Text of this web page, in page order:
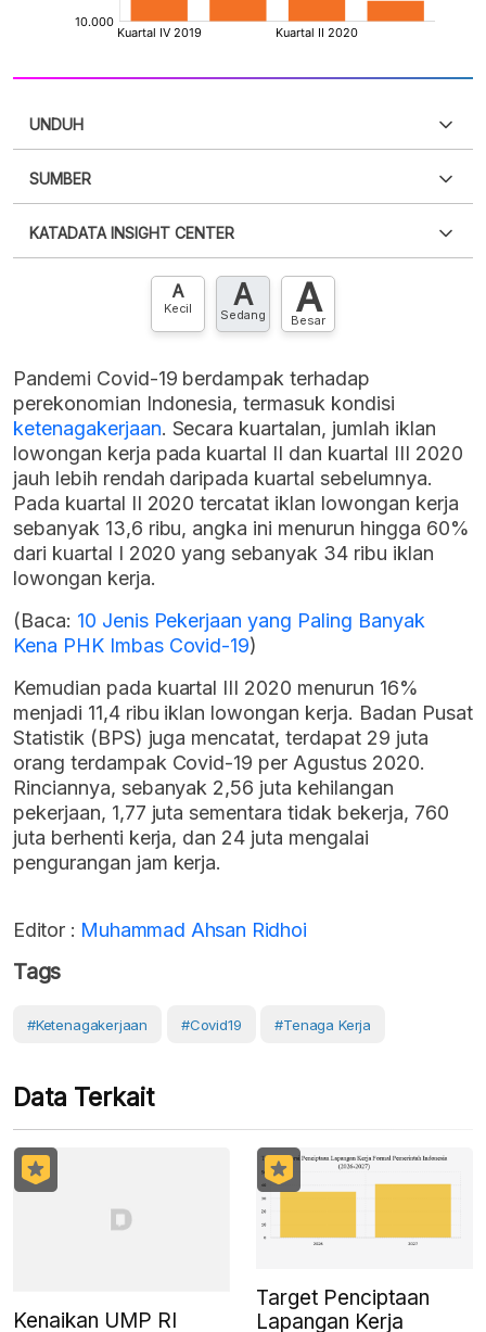
UNDUH
XLS
SUMBER
punya akun?Silakan Daftar sekarang
KATADATA INSIGHT CENTER
Hubungi sekarang »
A
Kecil A
Sedang A
Besar
Pandemi Covid-19 berdampak terhadap
perekonomian Indonesia, termasuk kondisi
ketenagakerjaan. Secara kuartalan, jumlah iklan
lowongan kerja pada kuartal II dan kuartal III 2020
jauh lebih rendah daripada kuartal sebelumnya.
Pada kuartal II 2020 tercatat iklan lowongan kerja
sebanyak 13,6 ribu, angka ini menurun hingga 60%
dari kuartal I 2020 yang sebanyak 34 ribu iklan
lowongan kerja.
(Baca: 10 Jenis Pekerjaan yang Paling Banyak
Kena PHK Imbas Covid-19)
Kemudian pada kuartal III 2020 menurun 16%
menjadi 11,4 ribu iklan lowongan kerja. Badan Pusat
Statistik (BPS) juga mencatat, terdapat 29 juta
orang terdampak Covid-19 per Agustus 2020.
Rinciannya, sebanyak 2,56 juta kehilangan
pekerjaan, 1,77 juta sementara tidak bekerja, 760
juta berhenti kerja, dan 24 juta mengalai
pengurangan jam kerja.
Editor : Muhammad Ahsan Ridhoi
Tags
#Ketenagakerjaan #covid19 #Tenaga Kerja
Data Terkait
Kenaikan UMP RI
Target Penciptaan
Lapangan Kerja